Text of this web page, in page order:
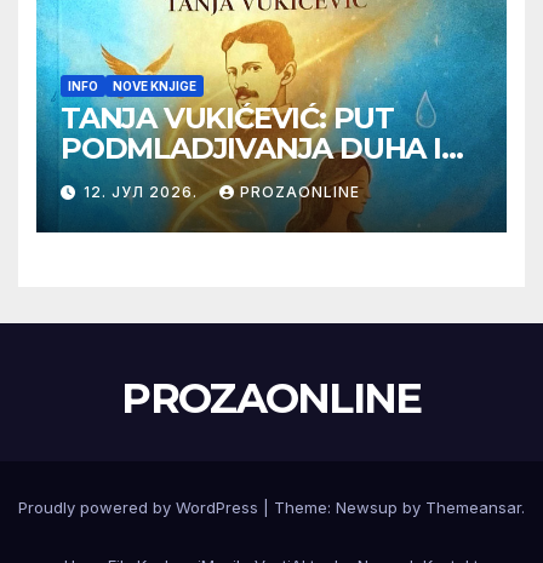
INFO NOVE KNJIGE
TANJA VUKIĆEVIĆ: PUT
PODMLADJIVANJA DUHA I
TELA SA TESLOM
12. ЈУЛ 2026. PROZAONLINE
PROZAONLINE
Proudly powered by WordPress Theme: Newsup by Themeansar.